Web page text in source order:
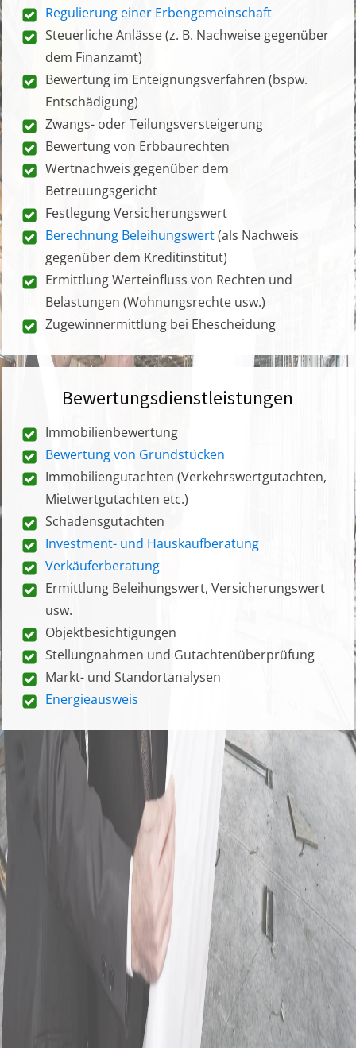
Regulierung einer Erbengemeinschaft
Steuerliche Anlässe (z. B. Nachweise gegenüber
dem Finanzamt)
Bewertung im Enteignungsverfahren (bspw.
Entschädigung)
Zwangs- oder Teilungsversteigerung
Bewertung von Erbbaurechten
Wertnachweis gegenüber dem
Betreuungsgericht
Festlegung Versicherungswert
Berechnung Beleihungswert(als Nachweis
gegenüber dem Kreditinstitut)
Ermittlung Werteinfluss von Rechten und
Belastungen (Wohnungsrechte usw.)
Zugewinnermittlung bei Ehescheidung
Bewertungsdienstleistungen
Immobilienbewertung
Bewertung von Grundstücken
Immobiliengutachten (Verkehrswertgutachten,
Mietwertgutachten etc.)
Schadensgutachten
Investment- und Hauskaufberatung
Verkäuferberatung
Ermittlung Beleihungswert, Versicherungswert
usw.
Objektbesichtigungen
Stellungnahmen und Gutachtenüberprüfung
Markt- und Standortanalysen
Energieausweis